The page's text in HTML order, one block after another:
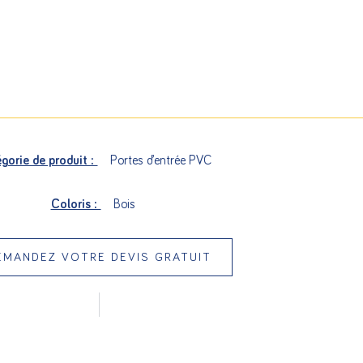
de produit : Portes d’entrée PVC
Coloris : Bois
VOTRE DEVIS GRATUIT